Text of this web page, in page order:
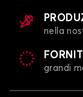
nella
grandi